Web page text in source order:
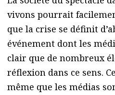
vivons pourrait
que la crise se définit
événement dont les
clair que de nombreux
réflexion dans ce sens.
même que les médias